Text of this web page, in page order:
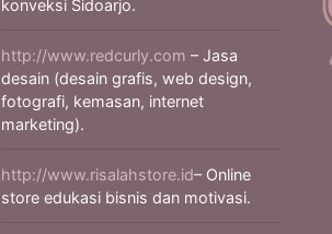
konveksi Sidoarjo.
http://www.redcurly.com – Jasa
desain (desain grafis, web design,
fotografi, kemasan, internet
marketing).
http://www.risalahstore.id– Online
store edukasi bisnis dan motivasi.